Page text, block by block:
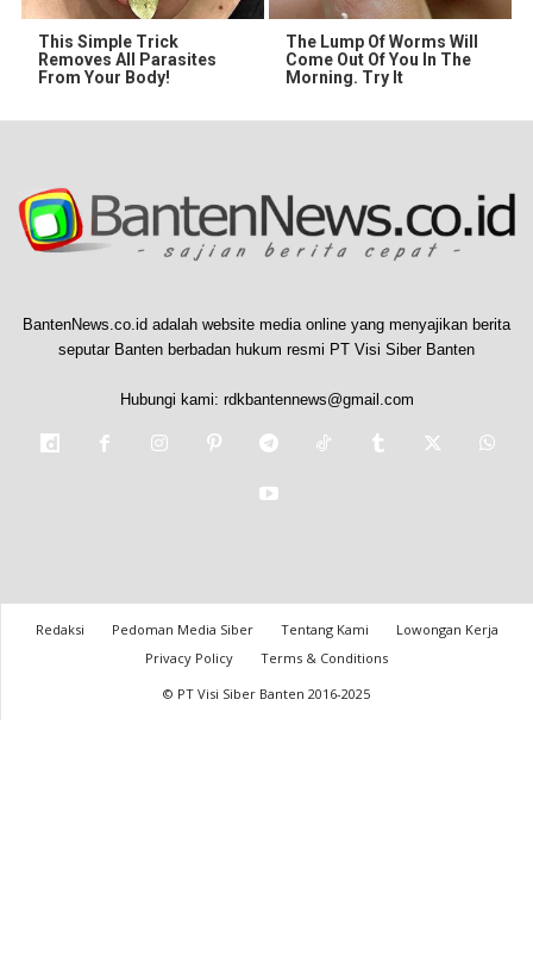
This Simple Trick
Removes All Parasites
From Your Body!
The Lump Of Worms Will
Come Out Of You In The
Morning. Try It
BantenNews.co.id adalah website media online yang menyajikan berita
seputar Banten berbadan hukum resmi PT Visi Siber Banten
Hubungi kami: rdkbantennews@gmail.com
Redaksi Pedoman Media Siber Tentang Kami
Lowongan Kerja
Privacy Policy
Terms & Conditions
© PT Visi Siber Banten 2016-2025